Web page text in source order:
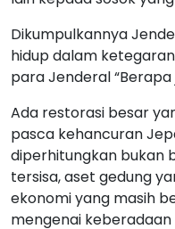
Dikumpulkannya
hidup dalam
para Jenderal
Ada restorasi besar
pasca kehancuran
diperhitungkan bukan
tersisa, aset gedung
ekonomi yang masih
mengenai keberadaan